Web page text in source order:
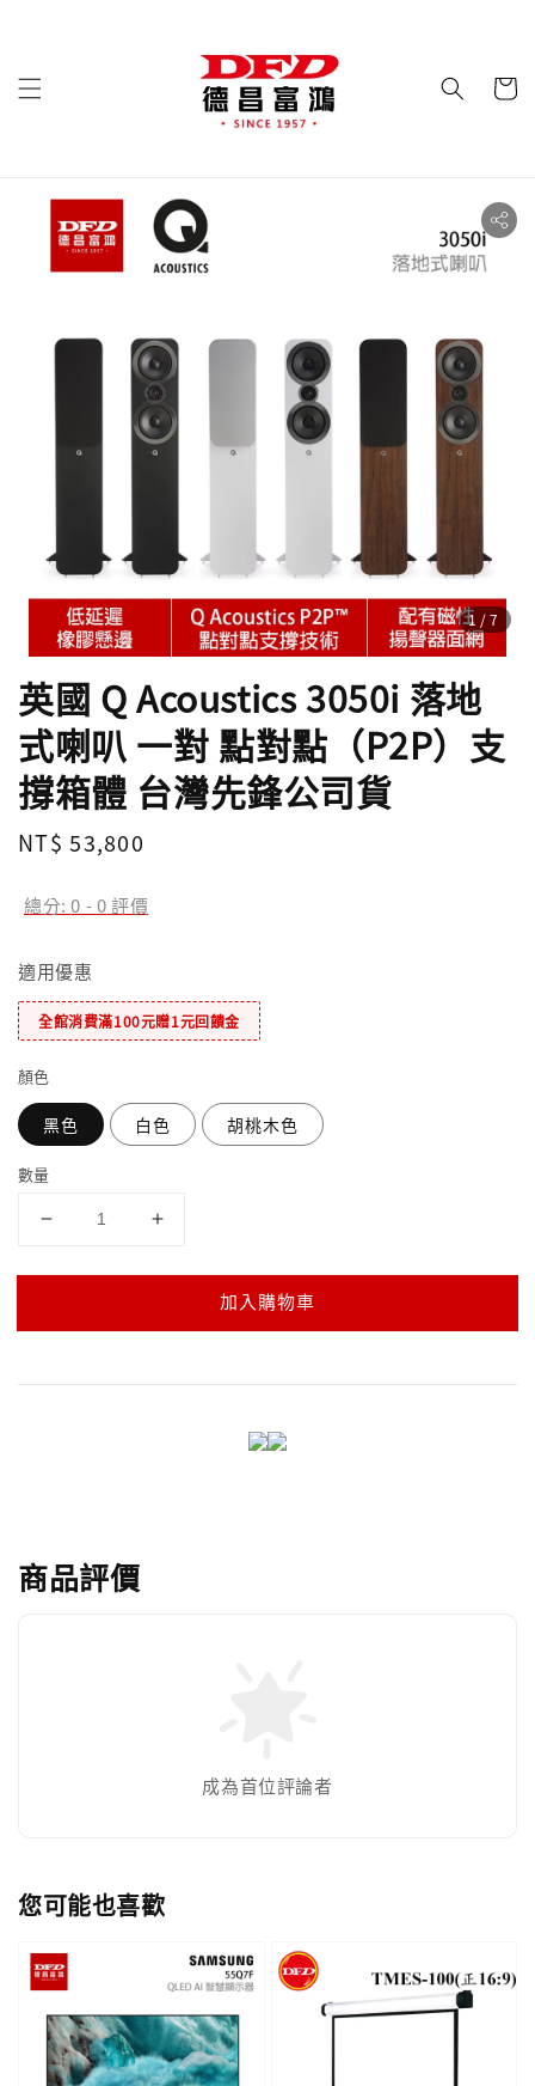
1 /7
英國 Q Acoustics 3050i 落地
式喇叭 一對 點對點（P2P）支
撐箱體 台灣先鋒公司貨
Regular
NT$ 53,800
總分:0 -0評價
適用優惠
全館消費滿100元贈1元回饋金
顏色
黑色 白色 胡桃木色
數量
加入購物車
商品評價
成為首位評論者
您可能也喜歡